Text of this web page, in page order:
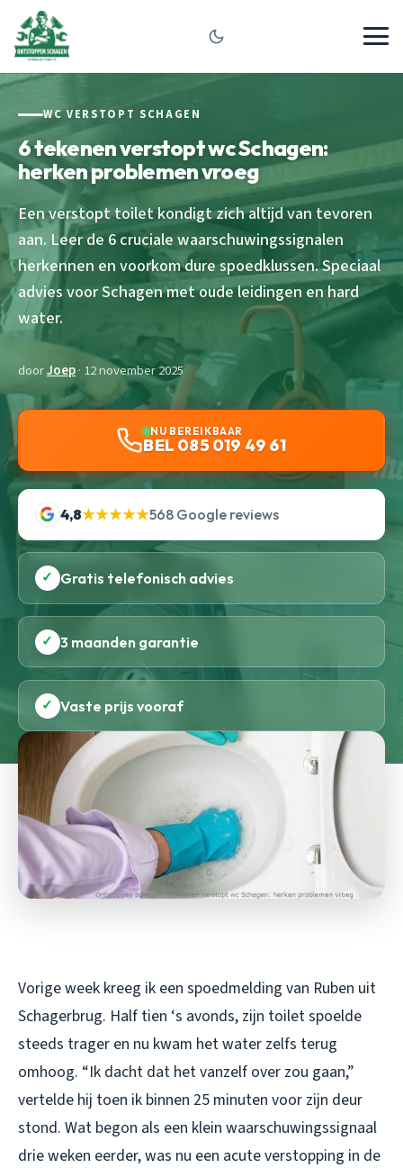
WC VERSTOPT SCHAGEN
6 tekenen verstopt wc Schagen:
herken problemen vroeg
Een verstopt toilet kondigt zich altijd van tevoren
aan. Leer de 6 cruciale waarschuwingssignalen
herkennen en voorkom dure spoedklussen. Speciaal
advies voor Schagen met oude leidingen en hard
water.
doorJoep· 12 november 2025
NU BEREIKBAAR
BEL 085 019 49 61
4,8★★★★★568 Google reviews
✓ Gratis telefonisch advies
✓ 3 maanden garantie
✓ Vaste prijs vooraf
Vorige week kreeg ik een spoedmelding van Ruben uit
Schagerbrug. Half tien ‘s avonds, zijn toilet spoelde
steeds trager en nu kwam het water zelfs terug
omhoog. “Ik dacht dat het vanzelf over zou gaan,”
vertelde hij toen ik binnen 25 minuten voor zijn deur
stond. Wat begon als een klein waarschuwingssignaal
drie weken eerder, was nu een acute verstopping in de